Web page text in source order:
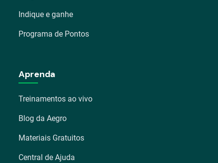
Indique e ganhe
Programa de Pontos
Aprenda
Treinamentos ao vivo
Blog da Aegro
Materiais Gratuitos
Central de Ajuda